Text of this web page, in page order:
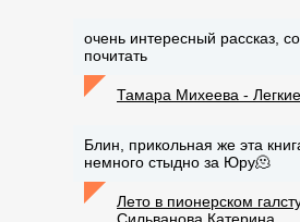
очень интересный рассказ,
почитать
Тамара Михеева -
Блин, прикольная же эта
немного стыдно за Юру🫠
Лето в пионерском